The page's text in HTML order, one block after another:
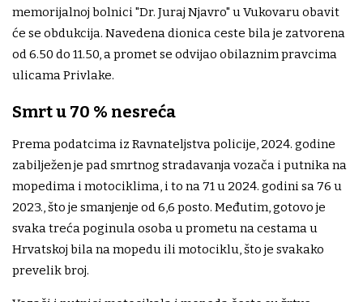
memorijalnoj bolnici "Dr. Juraj Njavro" u Vukovaru obavit
će se obdukcija. Navedena dionica ceste bila je zatvorena
od 6.50 do 11.50, a promet se odvijao obilaznim pravcima
ulicama Privlake.
Smrt u 70 % nesreća
Prema podatcima iz Ravnateljstva policije, 2024. godine
zabilježen je pad smrtnog stradavanja vozača i putnika na
mopedima i motociklima, i to na 71 u 2024. godini sa 76 u
2023., što je smanjenje od 6,6 posto. Međutim, gotovo je
svaka treća poginula osoba u prometu na cestama u
Hrvatskoj bila na mopedu ili motociklu, što je svakako
prevelik broj.